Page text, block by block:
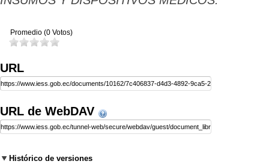
Promedio (0 Votos)
URL
URL de WebDAV
Histórico de versiones